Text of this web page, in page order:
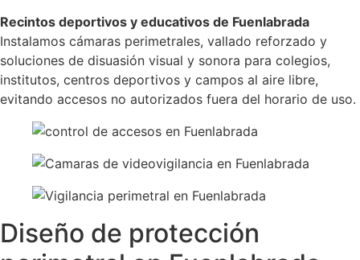
Recintos deportivos y educativos de Fuenlabrada
Instalamos cámaras perimetrales, vallado reforzado y
soluciones de disuasión visual y sonora para colegios,
institutos, centros deportivos y campos al aire libre,
evitando accesos no autorizados fuera del horario de uso.
Diseño de protección